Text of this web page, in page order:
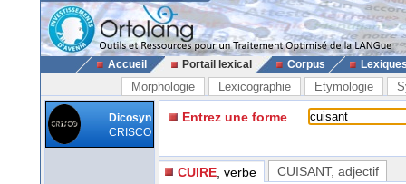
Accueil Portail lexical Corpus
Morphologie Lexicographie Etymologie
Dicosyn
CRISCO
Entrez une forme
CUIRE , verbe CUISANT, adjectif